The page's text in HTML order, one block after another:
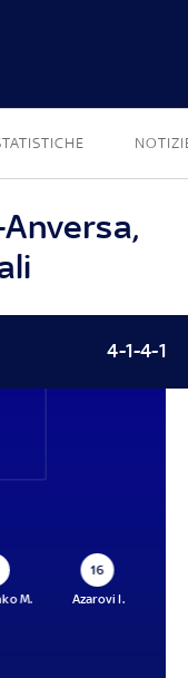
4-1-4-1
M.
16
Azarovi I.